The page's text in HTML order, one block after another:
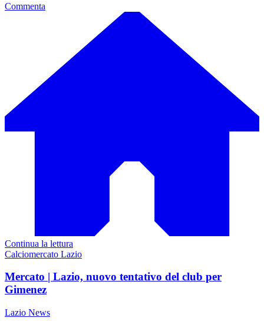
Commenta
Continua la lettura
Calciomercato Lazio
Mercato | Lazio, nuovo tentativo del club per
Gimenez
Lazio News